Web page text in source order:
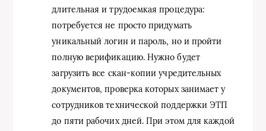
длительная и трудоемкая процедура:
потребуется не просто придумать
уникальный логин и пароль, но и пройти
полную верификацию. Нужно будет
загрузить все скан-копии учредительных
документов, проверка которых занимает у
сотрудников технической поддержки ЭТП
до пяти рабочих дней. При этом для каждой